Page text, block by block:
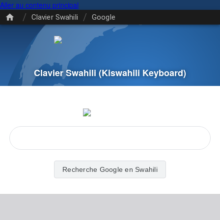
Aller au contenu principal
/ Clavier Swahili / Google
Clavier Swahili (Kiswahili Keyboard)
Recherche Google en Swahili